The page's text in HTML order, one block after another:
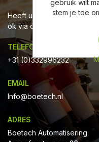
Heeft u vragen neem
ok via chat!
TELEFOON
+31 (0)332996232
EMAIL
Info@boetech.nl
ADRES
Boetech Automatisering
gebruik wilt
stem je toe